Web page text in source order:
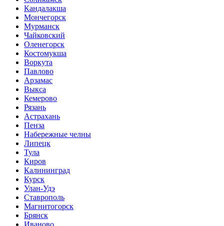
Кандалакша
Мончегорск
Мурманск
Чайковский
Оленегорск
Костомукша
Воркута
Павлово
Арзамас
Выкса
Кемерово
Рязань
Астрахань
Пенза
Набережные челны
Липецк
Тула
Киров
Калининград
Курск
Улан-Удэ
Ставрополь
Магнитогорск
Брянск